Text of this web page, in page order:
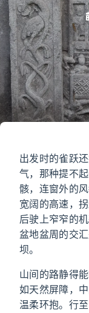
出发时的雀跃
气，那种提不
骸，连窗外的
宽阔的高速，
后驶上窄窄的
盆地盆周的交
坝。
山间的路静得
如天然屏障，
温柔环抱。行